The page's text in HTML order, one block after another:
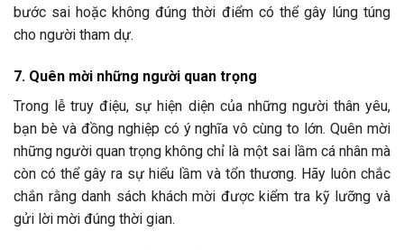
bước sai hoặc không đúng thời điểm có thể gây lúng túng
cho người tham dự.
7. Quên mời những người quan trọng
Trong lễ truy điệu, sự hiện diện của những người thân yêu,
bạn bè và đồng nghiệp có ý nghĩa vô cùng to lớn. Quên mời
những người quan trọng không chỉ là một sai lầm cá nhân mà
còn có thể gây ra sự hiểu lầm và tổn thương. Hãy luôn chắc
chắn rằng danh sách khách mời được kiểm tra kỹ lưỡng và
gửi lời mời đúng thời gian.